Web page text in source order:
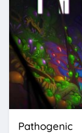
Pathogenic